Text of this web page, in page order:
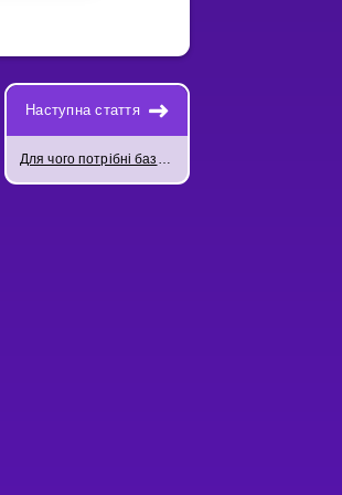
Наступна стаття
Для чого потрібні базисні вектори?